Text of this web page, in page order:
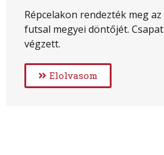
Répcelakon rendezték meg
futsal megyei döntőjét.
végzett.
Elolvasom